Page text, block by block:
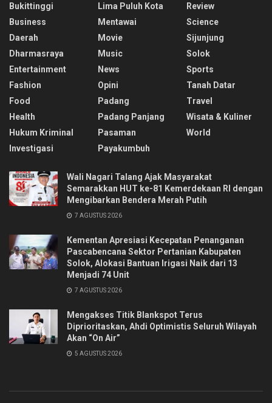
Bukittinggi
Business
Daerah
Dharmasraya
Entertainment
Fashion
Food
Health
Hukum Kriminal
Investigasi
Lima Puluh Kota
Mentawai
Movie
Music
News
Opini
Padang
Padang Panjang
Pasaman
Payakumbuh
Review
Science
Sijunjung
Solok
Sports
Tanah Datar
Travel
Wisata & Kuliner
World
Wali Nagari Talang Ajak Masyarakat
Semarakkan HUT ke-81 Kemerdekaan RI dengan
Mengibarkan Bendera Merah Putih
7 AGUSTUS 2026
Kementan Apresiasi Kecepatan Penanganan
Pascabencana Sektor Pertanian Kabupaten
Solok, Alokasi Bantuan Irigasi Naik dari 13
Menjadi 74 Unit
7 AGUSTUS 2026
Mengakses Titik Blankspot Terus
Diprioritaskan, Ahdi Optimistis Seluruh Wilayah
Akan “On Air”
5 AGUSTUS 2026